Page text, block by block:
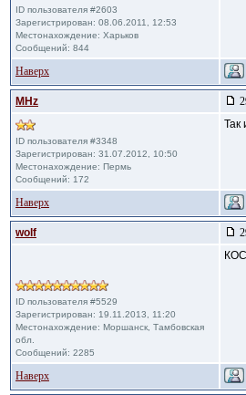
ID пользователя #2603
Зарегистрирован: 08.06.2011, 12:53
Местонахождение: Харьков
Сообщений: 844
Наверх
MHz
ID пользователя #3348
Зарегистрирован: 31.07.2012, 10:50
Местонахождение: Пермь
Сообщений: 172
Так
Наверх
wolf
ID пользователя #5529
Зарегистрирован: 19.11.2013, 11:20
Местонахождение: Моршанск, Тамбовская
обл.
Сообщений: 2285
Наверх